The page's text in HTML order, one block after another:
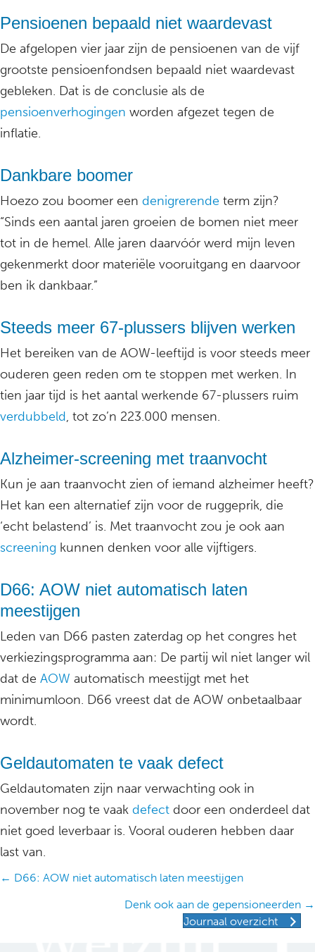
Pensioenen bepaald niet waardevast
De afgelopen vier jaar zijn de pensioenen van de vijf
grootste pensioenfondsen bepaald niet waardevast
gebleken. Dat is de conclusie als de
pensioenverhogingen worden afgezet tegen de
inflatie.
Dankbare boomer
Hoezo zou boomer een denigrerende term zijn?
“Sinds een aantal jaren groeien de bomen niet meer
tot in de hemel. Alle jaren daarvóór werd mijn leven
gekenmerkt door materiële vooruitgang en daarvoor
ben ik dankbaar.”
Steeds meer 67-plussers blijven werken
Het bereiken van de AOW-leeftijd is voor steeds meer
ouderen geen reden om te stoppen met werken. In
tien jaar tijd is het aantal werkende 67-plussers ruim
verdubbeld, tot zo’n 223.000 mensen.
Alzheimer-screening met traanvocht
Kun je aan traanvocht zien of iemand alzheimer heeft?
Het kan een alternatief zijn voor de ruggeprik, die
‘echt belastend’ is. Met traanvocht zou je ook aan
screening kunnen denken voor alle vijftigers.
D66: AOW niet automatisch laten
meestijgen
Leden van D66 pasten zaterdag op het congres het
verkiezingsprogramma aan: De partij wil niet langer wil
dat de AOW automatisch meestijgt met het
minimumloon. D66 vreest dat de AOW onbetaalbaar
wordt.
Geldautomaten te vaak defect
Geldautomaten zijn naar verwachting ook in
november nog te vaak defect door een onderdeel dat
niet goed leverbaar is. Vooral ouderen hebben daar
last van.
Posts
← D66: AOW niet automatisch laten meestijgen
Denk ook aan de gepensioneerden →
Journaal overzicht